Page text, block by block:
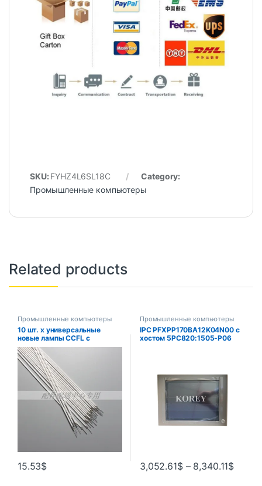
SKU: FYHZ4L6SL18C
Category:
Промышленные компьютеры
Related products
Промышленные компьютеры
10 шт. x универсальные
новые лампы CCFL с
подсветкой шириной 22
дюйма, 483 мм * 2,4 мм для
ЖК-монитора, бесплатная
доставка
15.53$
Промышленные компьютеры
IPC PFXPP170BA12K04N00 с
хостом 5PC820:1505-P06
3,052.61$– 8,340.11$